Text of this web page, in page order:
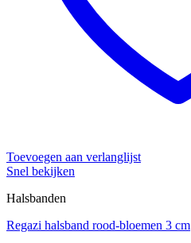
Toevoegen aan verlanglijst
Snel bekijken
Halsbanden
Regazi halsband rood-bloemen 3 cm